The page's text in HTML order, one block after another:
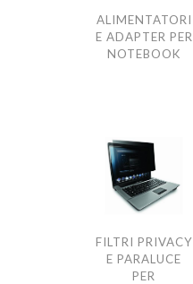
ALIMENTATORI
E ADAPTER PER
NOTEBOOK
FILTRI PRIVACY
E PARALUCE
PER